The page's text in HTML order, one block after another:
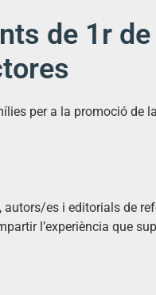
de 1r
per a la promoció de
autors/es i editorials de
l’experiència que